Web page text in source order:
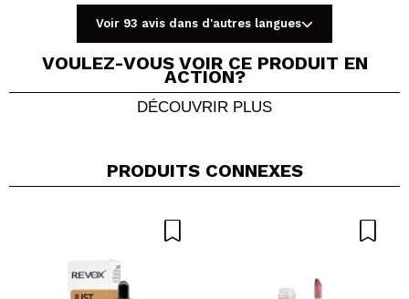
Votre vidéo pourrait être la première. Imaginez...
Recommandez-vous cet achat?
Voir 93 avis dans d'autres langues
VOULEZ-VOUS VOIR CE PRODUIT EN
ACTION?
DÉCOUVRIR PLUS
PRODUITS CONNEXES